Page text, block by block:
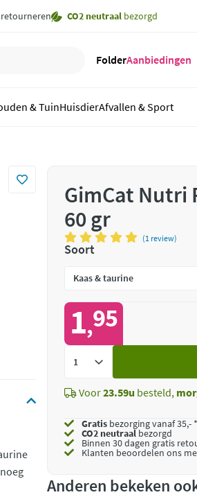
retourneren CO2 neutraal bezorgd
FolderAanbiedingen
& TuinHuisdierAfvallen & Sport
GimCat Nutri
60 gr
(1 review)
Soort
1,95
Voor23.59u besteld,
Gratis bezorging vanaf 35,- *
CO2 neutraalbezorgd
Binnen 30 dagen gratis
Klanten beoordelen ons
Anderen bekeken